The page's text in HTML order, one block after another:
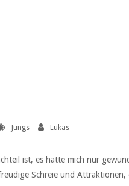
Jungs Lukas
ist, es hatte mich nur
Schreie und Attraktionen,